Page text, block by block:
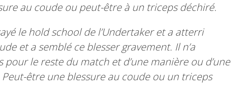
au coude ou peut-être à un triceps déchiré.
le hold school de l’Undertaker et a atterri
et a semblé ce blesser gravement. Il n’a
le reste du match et d’une manière ou d’une
être une blessure au coude ou un triceps